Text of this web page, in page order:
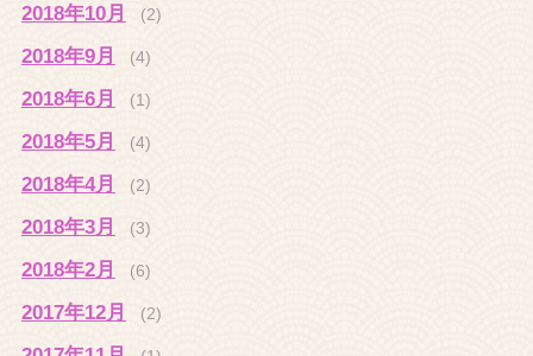
2018年10月 (2)
2018年9月 (4)
2018年6月 (1)
2018年5月 (4)
2018年4月 (2)
2018年3月 (3)
2018年2月 (6)
2017年12月 (2)